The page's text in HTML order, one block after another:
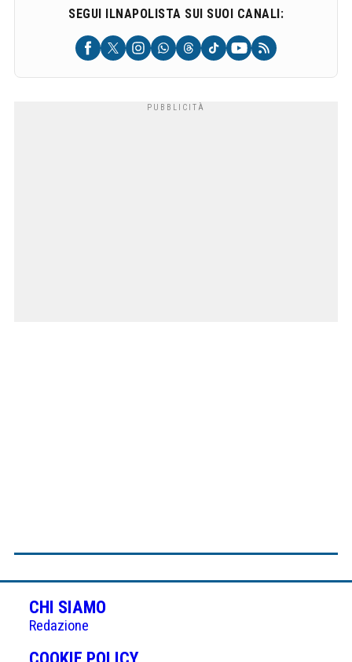
SEGUI ILNAPOLISTA SUI SUOI CANALI:
CHI SIAMO
Redazione
COOKIE POLICY(APRE